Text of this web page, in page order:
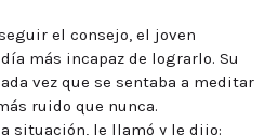
el consejo, el joven
más incapaz de lograrlo. Su
vez que se sentaba a meditar
ruido que nunca.
situación, le llamó y le dijo: